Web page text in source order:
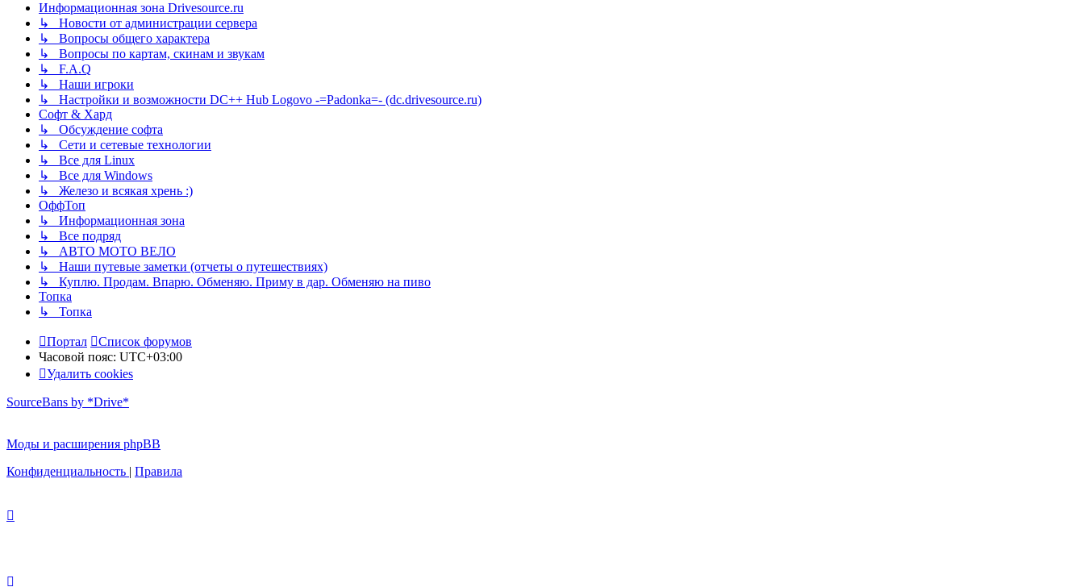
Информационная зона Drivesource.ru
↳ Новости от администрации сервера
↳ Вопросы общего характера
↳ Вопросы по картам, скинам и звукам
↳ F.A.Q
↳ Наши игроки
↳ Настройки и возможности DC++ Hub Logovo -=Padonka=- (dc.drivesource.ru)
Софт & Хард
↳ Обсуждение софта
↳ Сети и сетевые технологии
↳ Все для Linux
↳ Все для Windows
↳ Железо и всякая хрень :)
ОффТоп
↳ Информационная зона
↳ Все подряд
↳ АВТО МОТО ВЕЛО
↳ Наши путевые заметки (отчеты о путешествиях)
↳ Куплю. Продам. Впарю. Обменяю. Приму в дар. Обменяю на пиво
Топка
↳ Топка
Портал
Список форумов
Часовой пояс: UTC+03:00
Удалить cookies
SourceBans by *Drive*
Моды и расширения phpBB
Конфиденциальность | Правила